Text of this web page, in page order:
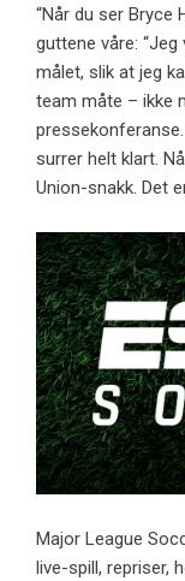
“Når du ser
guttene våre:
målet, slik at jeg
team måte – ikke
surrer helt klart.
Union-snakk. Det
Major League
live-spill, repriser,